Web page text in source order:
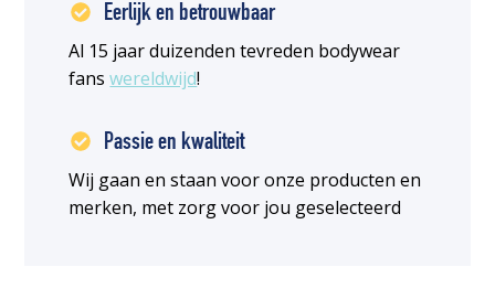
Eerlijk en betrouwbaar
Al 15 jaar duizenden tevreden bodywear
fanswereldwijd!
Passie en kwaliteit
Wij gaan en staan voor onze producten en
merken, met zorg voor jou geselecteerd